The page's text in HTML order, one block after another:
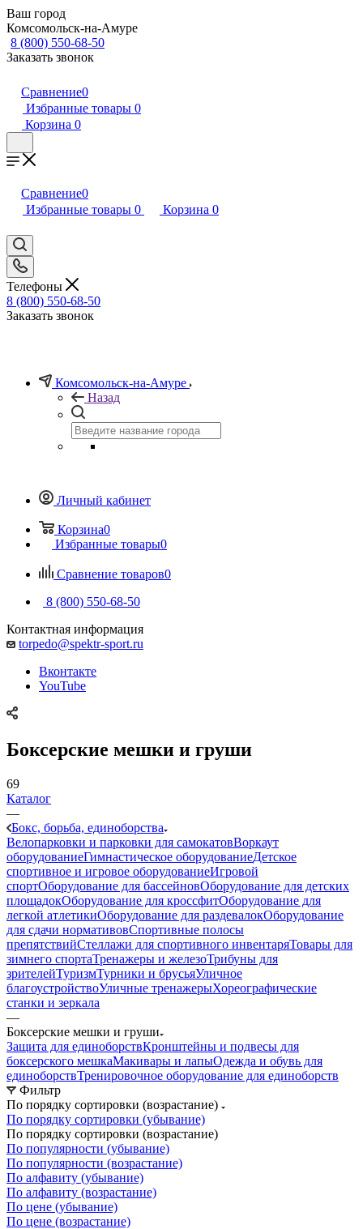
Ваш город
Комсомольск-на-Амуре
8 (800) 550-68-50
Заказать звонок
Сравнение0
Избранные товары 0
Корзина 0
Сравнение0
Избранные товары 0 Корзина 0
Телефоны
8 (800) 550-68-50
Заказать звонок
Комсомольск-на-Амуре
Назад
Личный кабинет
Корзина0
Избранные товары0
Сравнение товаров0
8 (800) 550-68-50
Контактная информация
torpedo@spektr-sport.ru
Вконтакте
YouTube
Боксерские мешки и груши
69
Каталог
—
Бокс, борьба, единоборства
Велопарковки и парковки для самокатовВоркаут
оборудованиеГимнастическое оборудованиеДетское
спортивное и игровое оборудованиеИгровой
спортОборудование для бассейновОборудование для детских
площадокОборудование для кроссфитОборудование для
легкой атлетикиОборудование для раздевалокОборудование
для сдачи нормативовСпортивные полосы
препятствийСтеллажи для спортивного инвентаряТовары для
зимнего спортаТренажеры и железоТрибуны для
зрителейТуризмТурники и брусьяУличное
благоустройствоУличные тренажерыХореографические
станки и зеркала
—
Боксерские мешки и груши
Защита для единоборствКронштейны и подвесы для
боксерского мешкаМакивары и лапыОдежда и обувь для
единоборствТренировочное оборудование для единоборств
Фильтр
По порядку сортировки (возрастание)
По порядку сортировки (убывание)
По порядку сортировки (возрастание)
По популярности (убывание)
По популярности (возрастание)
По алфавиту (убывание)
По алфавиту (возрастание)
По цене (убывание)
По цене (возрастание)